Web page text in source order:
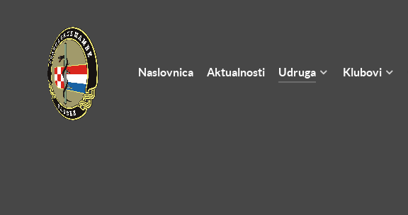
Naslovnica Aktualnosti Udruga Klubovi